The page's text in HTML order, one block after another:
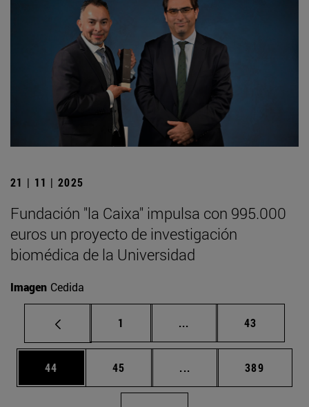
21 | 11 | 2025
Fundación "la Caixa" impulsa con 995.000
euros un proyecto de investigación
biomédica de la Universidad
Imagen Cedida
Página
1 ... Páginas intermedias
Página
43
Página
44 Página
45 ... Páginas intermedias
Página
389